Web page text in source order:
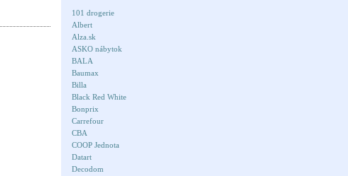
101 drogerie
Albert
Alza.sk
ASKO nábytok
BALA
Baumax
Billa
Black Red White
Bonprix
Carrefour
CBA
COOP Jednota
Datart
Decodom